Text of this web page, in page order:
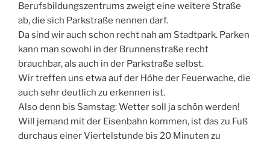
Berufsbildungszentrums zweigt eine weitere Straße
ab, die sich Parkstraße nennen darf.
Da sind wir auch schon recht nah am Stadtpark. Parken
kann man sowohl in der Brunnenstraße recht
brauchbar, als auch in der Parkstraße selbst.
Wir treffen uns etwa auf der Höhe der Feuerwache, die
auch sehr deutlich zu erkennen ist.
Also denn bis Samstag: Wetter soll ja schön werden!
Will jemand mit der Eisenbahn kommen, ist das zu Fuß
durchaus einer Viertelstunde bis 20 Minuten zu